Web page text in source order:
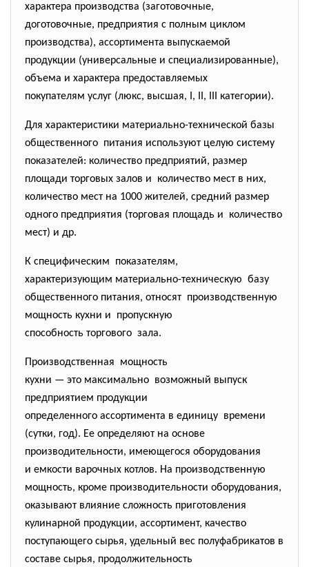
характера производства (заготовочные,
доготовочные, предприятия с полным циклом
производства), ассортимента выпускаемой
продукции (универсальные и специализированные),
объема и характера предоставляемых
покупателям услуг (люкс, высшая, I, II, III категории).
Для характеристики материально-технической базы
общественного питания используют целую систему
показателей: количество предприятий, размер
площади торговых залов и количество мест в них,
количество мест на 1000 жителей, средний размер
одного предприятия (торговая площадь и количество
мест) и др.
К специфическим показателям,
характеризующим материально-техническую базу
общественного питания, относят производственную
мощность кухни и пропускную
способность торгового зала.
Производственная мощность
кухни — это максимально возможный выпуск
предприятием продукции
определенного ассортимента в единицу времени
(сутки, год). Ее определяют на основе
производительности, имеющегося оборудования
и емкости варочных котлов. На производственную
мощность, кроме производительности оборудования,
оказывают влияние сложность приготовления
кулинарной продукции, ассортимент, качество
поступающего сырья, удельный вес полуфабрикатов в
составе сырья, продолжительность